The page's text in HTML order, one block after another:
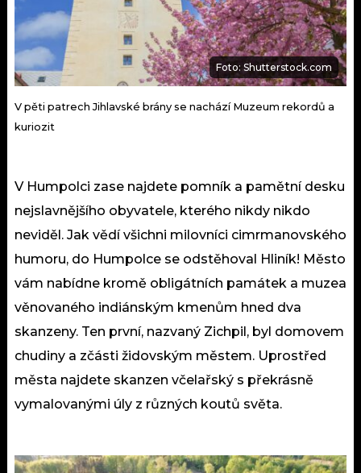
Foto: Shutterstock.com
V pěti patrech Jihlavské brány se nachází Muzeum rekordů a
kuriozit
V Humpolci zase najdete pomník a pamětní desku
nejslavnějšího obyvatele, kterého nikdy nikdo
neviděl. Jak vědí všichni milovníci cimrmanovského
humoru, do Humpolce se odstěhoval Hliník! Město
vám nabídne kromě obligátních památek a muzea
věnovaného indiánským kmenům hned dva
skanzeny. Ten první, nazvaný Zichpil, byl domovem
chudiny a zčásti židovským městem. Uprostřed
města najdete skanzen včelařský s překrásně
vymalovanými úly z různých koutů světa.